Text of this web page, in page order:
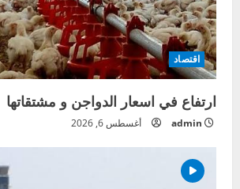
اقتصاد
ارتفاع في اسعار الدواجن و مشتقاتها
admin أغسطس 6, 2026